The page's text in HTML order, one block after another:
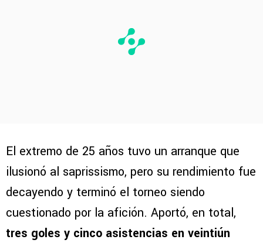
El extremo de 25 años tuvo un arranque que
ilusionó al saprissismo, pero su rendimiento fue
decayendo y terminó el torneo siendo
cuestionado por la afición. Aportó, en total,
tres goles y cinco asistencias en veintiún